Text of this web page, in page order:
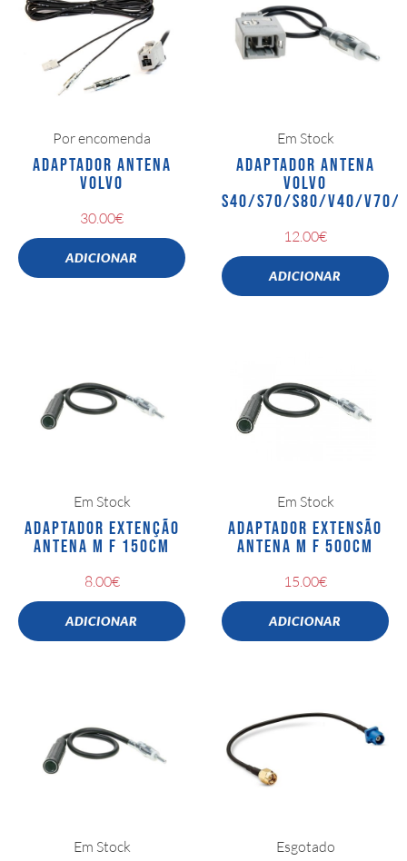
Por encomenda
ADAPTADOR ANTENA
VOLVO
30.00€
ADICIONAR
Em Stock
ADAPTADOR ANTENA
VOLVO
S40/S70/S80/V40/V70/
12.00€
ADICIONAR
Em Stock
ADAPTADOR EXTENÇÃO
ANTENA M F 150CM
8.00€
ADICIONAR
Em Stock
ADAPTADOR EXTENSÃO
ANTENA M F 500CM
15.00€
ADICIONAR
Em Stock Esgotado